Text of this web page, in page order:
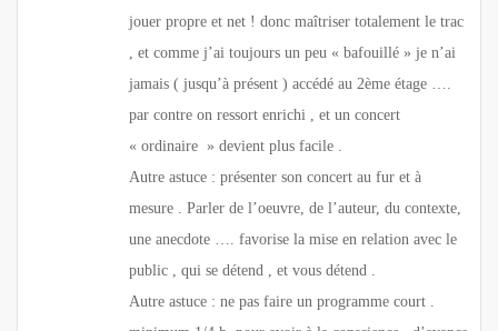
jouer propre et net ! donc maîtriser totalement le trac
, et comme j’ai toujours un peu « bafouillé » je n’ai
jamais ( jusqu’à présent ) accédé au 2ème étage ….
par contre on ressort enrichi , et un concert
« ordinaire » devient plus facile .
Autre astuce : présenter son concert au fur et à
mesure . Parler de l’oeuvre, de l’auteur, du contexte,
une anecdote …. favorise la mise en relation avec le
public , qui se détend , et vous détend .
Autre astuce : ne pas faire un programme court .